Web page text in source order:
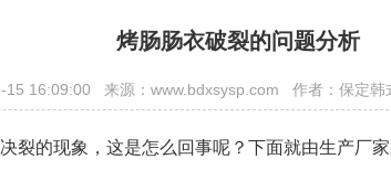
烤肠肠衣破裂的问题分析
15 16:09:00 来源：www.bdxsysp.com 作者：保定
裂的现象，这是怎么回事呢？下面就由生产厂家